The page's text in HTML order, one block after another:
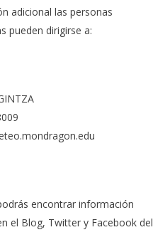
adicional las personas
pueden dirigirse a:
encontrar información
el Blog, Twitter y Facebook del